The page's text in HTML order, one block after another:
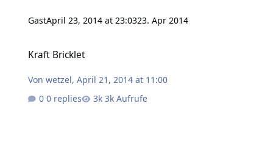
GastApril 23, 2014 at 23:0323. Apr 2014
Kraft Bricklet
Vonwetzel,April 21, 2014 at 11:00
0 replies
3k Aufrufe